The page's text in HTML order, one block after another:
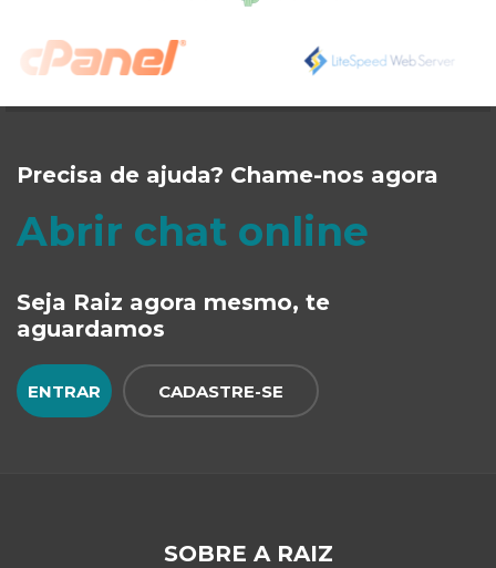
Precisa de ajuda? Chame-nos agora
Abrir chat online
Seja Raiz agora mesmo, te
aguardamos
ENTRAR CADASTRE-SE
SOBRE A RAIZ